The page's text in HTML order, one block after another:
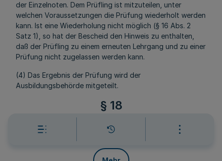
der Einzelnoten. Dem Prüfling ist mitzuteilen, unter
welchen Voraussetzungen die Prüfung wiederholt werden
kann. Ist eine Wiederholung nicht möglich (§ 16 Abs. 2
Satz 1), so hat der Bescheid den Hinweis zu enthalten,
daß der Prüfling zu einem erneuten Lehrgang und zu einer
Prüfung nicht zugelassen werden kann.
(4) Das Ergebnis der Prüfung wird der
Ausbildungsbehörde mitgeteilt.
§ 18
Rücktritt und Fernbleibenvon der
Prüfung